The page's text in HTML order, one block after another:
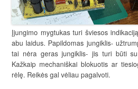
Įjungimo mygtukas turi šviesos
abu laidus. Papildomas jungiklis-
tai nėra geras jungiklis- jis turi būti su
Kažkaip mechaniškai blokuotis ar
rėlę. Reikės gal vėliau pagalvoti.